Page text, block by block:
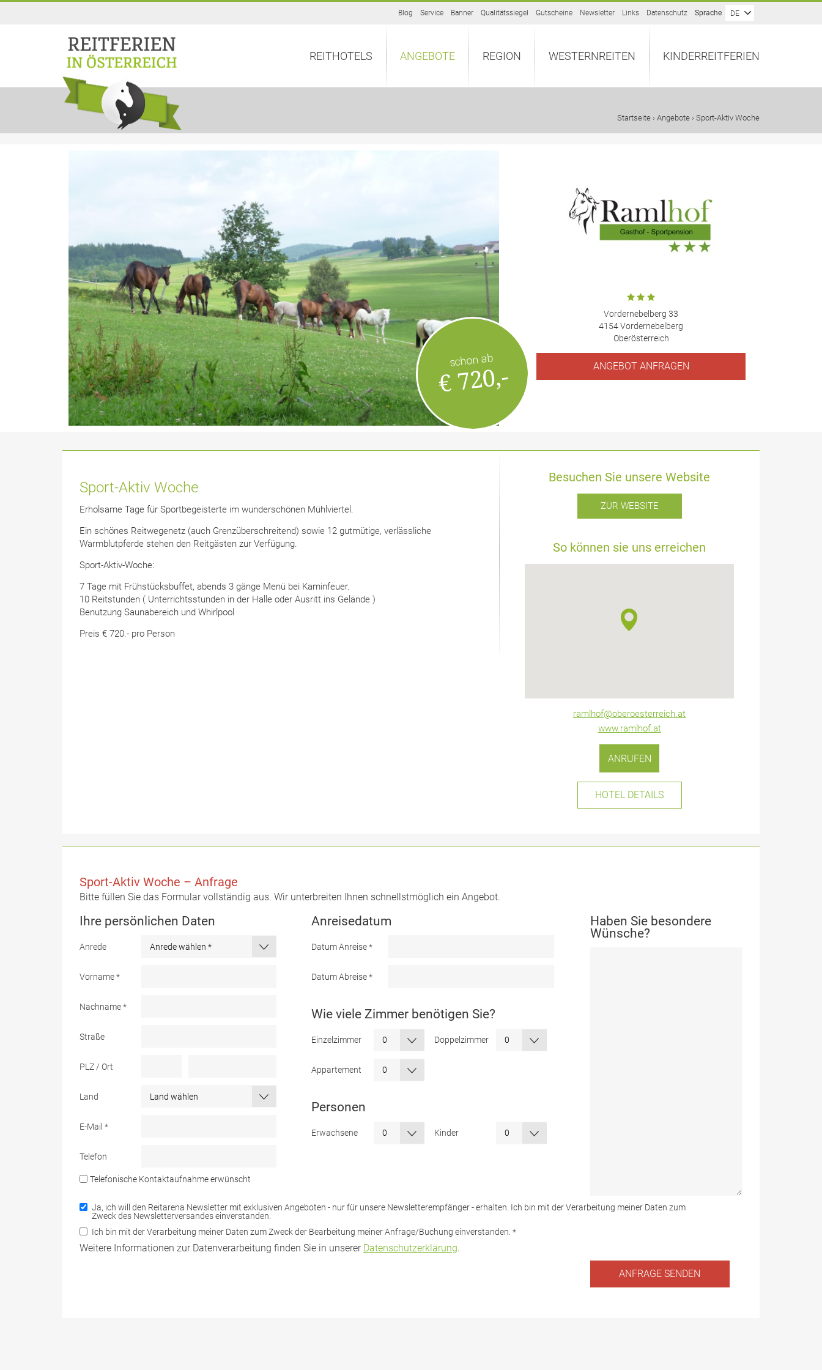
Blog Service Banner Qualitätssiegel Gutscheine Newsletter Links Datenschutz Sprache DE
REITHOTELS ANGEBOTE REGION WESTERNREITEN KINDERREITFERIEN
Startseite › Angebote › Sport-Aktiv Woche
schon ab
€ 720,-
Vordernebelberg 33
4154 Vordernebelberg
Oberösterreich
ANGEBOT ANFRAGEN
Sport-Aktiv Woche
Erholsame Tage für Sportbegeisterte im wunderschönen Mühlviertel.
Ein schönes Reitwegenetz (auch Grenzüberschreitend) sowie 12 gutmütige, verlässliche
Warmblutpferde stehen den Reitgästen zur Verfügung.
Sport-Aktiv-Woche:
7 Tage mit Frühstücksbuffet, abends 3 gänge Menü bei Kaminfeuer.
10 Reitstunden ( Unterrichtsstunden in der Halle oder Ausritt ins Gelände )
Benutzung Saunabereich und Whirlpool
Preis € 720.- pro Person
Besuchen Sie unsere Website
ZUR WEBSITE
So können sie uns erreichen
ramlhof@oberoesterreich.at
www.ramlhof.at
ANRUFEN
HOTEL DETAILS
Sport-Aktiv Woche – Anfrage
Bitte füllen Sie das Formular vollständig aus. Wir unterbreiten Ihnen schnellstmöglich ein Angebot.
Ihre persönlichen Daten
Anrede
Vorname*
Nachname*
Straße
PLZ / Ort
Land
E-Mail *
Telefon
Telefonische Kontaktaufnahme erwünscht
Anreisedatum
Datum Anreise*
Datum Abreise*
Wie viele Zimmer benötigen Sie?
Einzelzimmer Doppelzimmer
Appartement
Personen
Erwachsene Kinder
Haben Sie besondere
Wünsche?
Ja, ich will den Reitarena Newsletter mit exklusiven Angeboten - nur für unsere Newsletterempfänger - erhalten. Ich bin mit der Verarbeitung meiner Daten zum
Zweck des Newsletterversandes einverstanden.
Ich bin mit der Verarbeitung meiner Daten zum Zweck der Bearbeitung meiner Anfrage/Buchung einverstanden. *
Weitere Informationen zur Datenverarbeitung finden Sie in unserer Datenschutzerklärung.